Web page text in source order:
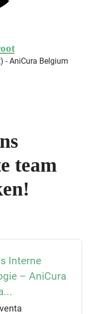
- AniCura Belgium
team
Interne
– AniCura